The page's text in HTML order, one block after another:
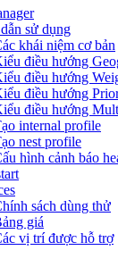
sử dụng
khái niệm cơ bản
điều hướng
điều hướng
điều hướng
điều hướng
internal profile
nest profile
hình cảnh báo
sách dùng thử
giá
vị trí được hỗ trợ